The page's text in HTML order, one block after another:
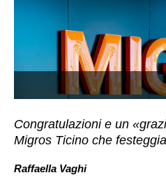
Congratulazioni e un
Migros Ticino che
Raffaella Vaghi